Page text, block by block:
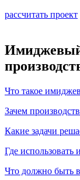
рассчитать проект
Имиджевый
Что такое
Зачем
Какие задачи
Где использовать
Что должно быть